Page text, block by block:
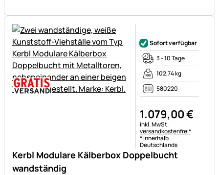
Kerbl Modulare Kälberbox Doppelbucht
wandständig
Sofort verfügbar
3 - 10 Tage
102,74 kg
580220
1.079,00€
Steuerhinweis:
inkl. MwSt.
versandkostenfrei*
* innerhalb
Deutschlands